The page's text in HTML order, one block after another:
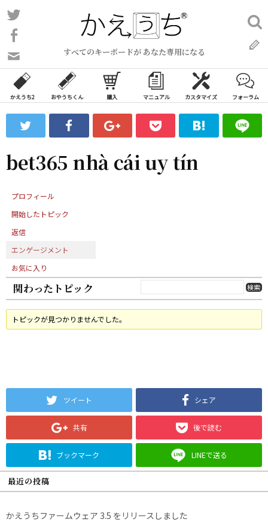
コ
ン
ン
ツ
ス
ッ
プ
すべてのキーボードが あなた専用になる
い
合
わ
フ
ォ
ム
検
索:
かえうち2 おやうちくん 購入 マニュアル カスタマイズ フォーラム
bet365 nhà cái uy tín
プロフィール
開始したトピック
返信
エンゲージメント
お気に入り
関わったトピック
トピックが見つかりませんでした。
ツイート シェア
共有 後で読む
ブックマーク LINEで送る
最近の投稿
かえうちファームウェア 3.5 をリリースしました